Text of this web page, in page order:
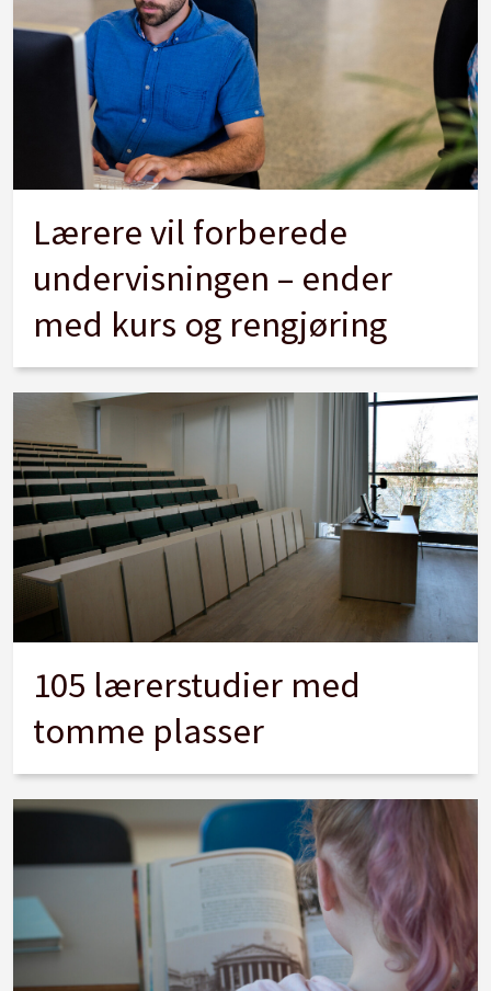
Lærere vil forberede
undervisningen – ender
med kurs og rengjøring
105 lærerstudier med
tomme plasser